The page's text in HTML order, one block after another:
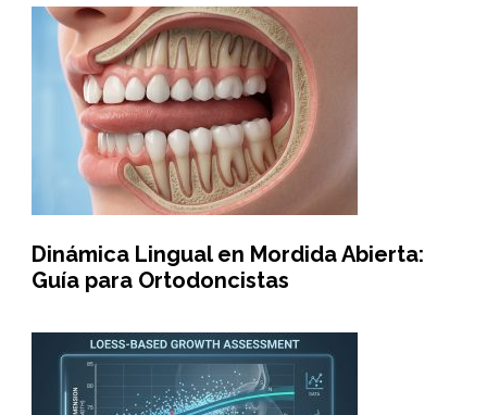
Dinámica Lingual en Mordida Abierta:
Guía para Ortodoncistas